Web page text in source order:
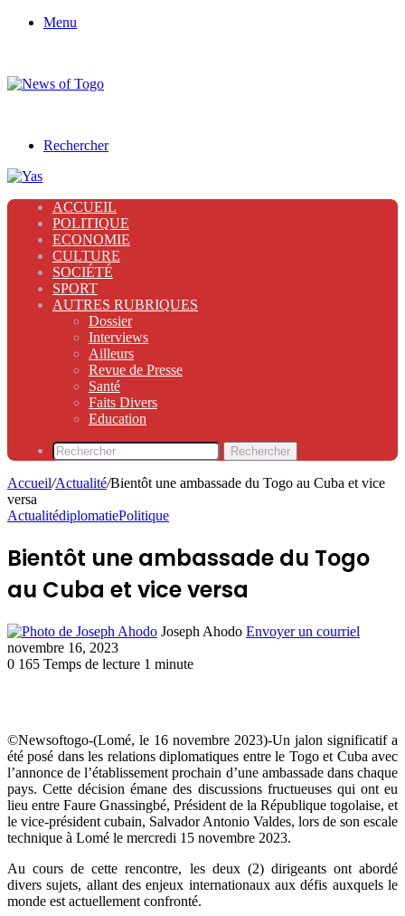
Menu
Rechercher
ACCUEIL
POLITIQUE
ECONOMIE
CULTURE
SOCIÉTÉ
SPORT
AUTRES RUBRIQUES
Dossier
Interviews
Ailleurs
Revue de Presse
Santé
Faits Divers
Education
Rechercher
Accueil/Actualité/Bientôt une ambassade du Togo au Cuba et vice
versa
ActualitédiplomatiePolitique
Bientôt une ambassade du Togo
au Cuba et vice versa
Joseph Ahodo Envoyer un courriel
novembre 16, 2023
0 165 Temps de lecture 1 minute
©Newsoftogo-(Lomé, le 16 novembre 2023)-Un jalon significatif a
été posé dans les relations diplomatiques entre le Togo et Cuba avec
l’annonce de l’établissement prochain d’une ambassade dans chaque
pays. Cette décision émane des discussions fructueuses qui ont eu
lieu entre Faure Gnassingbé, Président de la République togolaise, et
le vice-président cubain, Salvador Antonio Valdes, lors de son escale
technique à Lomé le mercredi 15 novembre 2023.
Au cours de cette rencontre, les deux (2) dirigeants ont abordé
divers sujets, allant des enjeux internationaux aux défis auxquels le
monde est actuellement confronté.